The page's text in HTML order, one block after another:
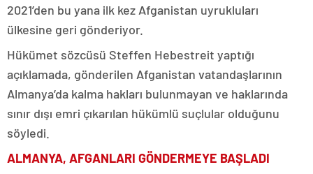
2021’den bu yana ilk kez Afganistan uyrukluları
ülkesine geri gönderiyor.
Hükümet sözcüsü Steffen Hebestreit yaptığı
açıklamada, gönderilen Afganistan vatandaşlarının
Almanya’da kalma hakları bulunmayan ve haklarında
sınır dışı emri çıkarılan hükümlü suçlular olduğunu
söyledi.
ALMANYA, AFGANLARI GÖNDERMEYE BAŞLADI